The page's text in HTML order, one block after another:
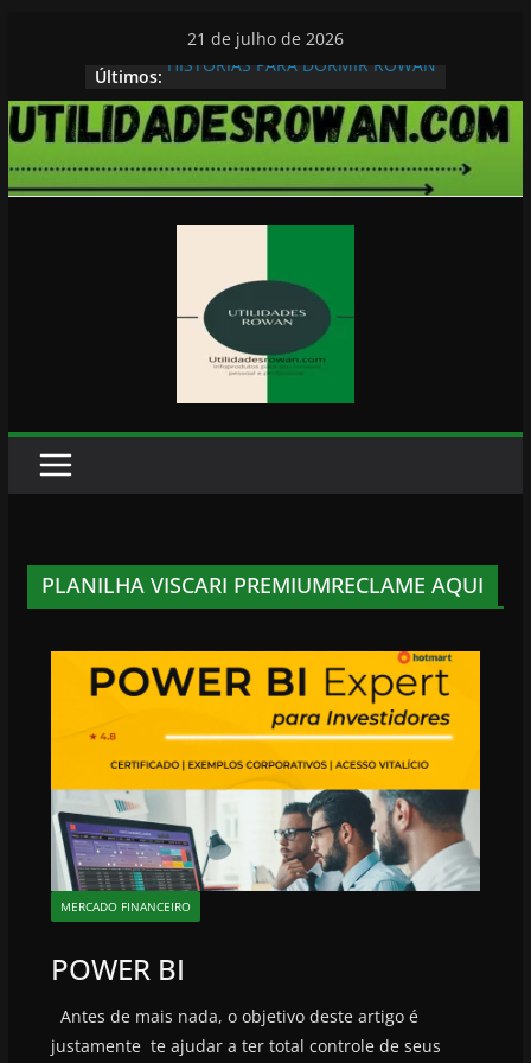
conteúdo
21 de julho de 2026
Últimos: HISTORIAS PARA DORMIR ROWAN
PLANILHA VISCARI PREMIUMRECLAME AQUI
MERCADO FINANCEIRO
POWER BI
Antes de mais nada, o objetivo deste artigo é
justamente te ajudar a ter total controle de seus